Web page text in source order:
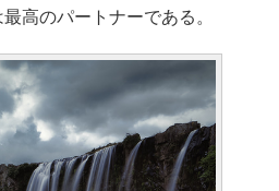
高のパートナーである。